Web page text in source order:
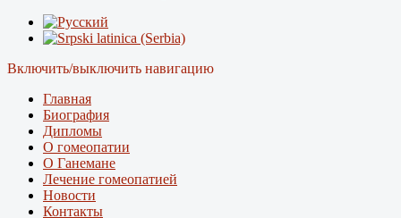
Включить/выключить навигацию
Главная
Биография
Дипломы
О гомеопатии
О Ганемане
Лечение гомеопатией
Новости
Контакты